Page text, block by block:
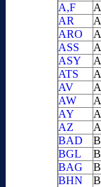
A,F
AR
ARO
ASS
ASY
ATS
AV
AW
AY
AZ
BAD
BGL
BAG
BHN